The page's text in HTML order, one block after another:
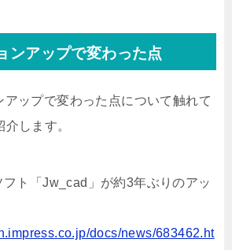
ンアップで変わった点
アップで変わった点について触れて
します。
ト「Jw_cad」が約3年ぶりのアッ
docs/news/683462.ht